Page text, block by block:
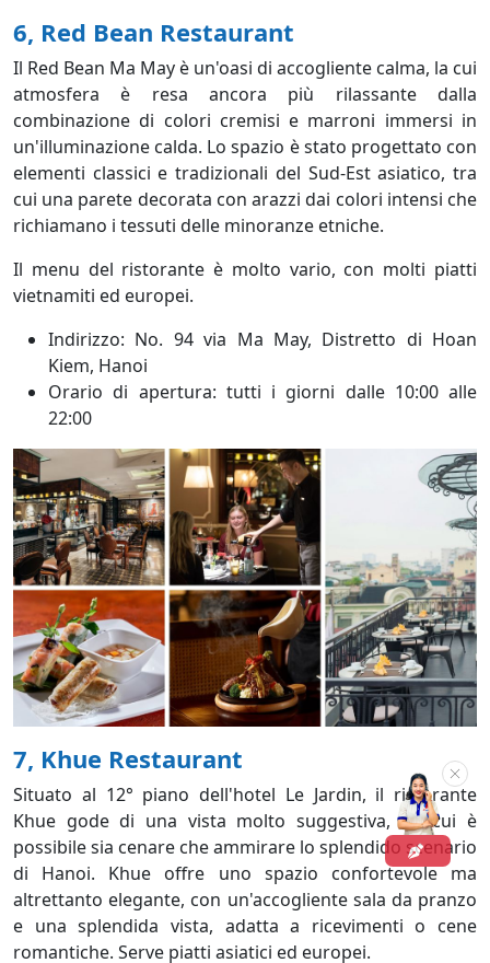
6, Red Bean Restaurant
Il Red Bean Ma May è un'oasi di accogliente calma, la cui
atmosfera è resa ancora più rilassante dalla
combinazione di colori cremisi e marroni immersi in
un'illuminazione calda. Lo spazio è stato progettato con
elementi classici e tradizionali del Sud-Est asiatico, tra
cui una parete decorata con arazzi dai colori intensi che
richiamano i tessuti delle minoranze etniche.
Il menu del ristorante è molto vario, con molti piatti
vietnamiti ed europei.
Indirizzo: No. 94 via Ma May, Distretto di Hoan
Kiem, Hanoi
Orario di apertura: tutti i giorni dalle 10:00 alle
22:00
7, Khue Restaurant
Situato al 12° piano dell'hotel Le Jardin, il ristorante
Khue gode di una vista molto suggestiva, da cui è
possibile sia cenare che ammirare lo splendido scenario
di Hanoi. Khue offre uno spazio confortevole ma
altrettanto elegante, con un'accogliente sala da pranzo
e una splendida vista, adatta a ricevimenti o cene
romantiche. Serve piatti asiatici ed europei.